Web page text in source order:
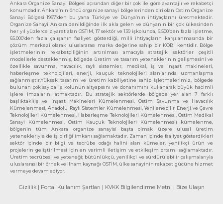
Ankara Organize Sanayi Bölgesi açısından diğer bir çok ile göre avantajlı ve rekabetçi
konumdadır. Ankara’nın öncü organize sanayi bölgelerinden biri olan Ostim Organize
Sanayi Bölgesi 1967’den bu yana Türkiye ve Dünya’nın ihtiyaçlarını üretmektedir.
Organize Sanayi Ankara denildiğinde ilk akla gelen ve dünyanın bir çok ülkesinden
her yıl yüzlerce ziyaret alan OSTİM, 17 sektör ve 139 işkolunda, 6.500’den fazla işletme,
65.000’den fazla çalışanın faaliyet gösterdiği, milli ihtiyaçların karşılanmasında bir
çözüm merkezi olarak uluslararası marka değerine sahip bir KOBİ kentidir. Bölge
işletmelerinin rekabetçiliğinin artırılması amacıyla stratejik sektörler çeşitli
modellerle desteklenmiş, bölgede üretim ve tasarım yeteneklerinin gelişmesini ve
özellikle savunma, havacılık, raylı sistemler, medikal, iş ve inşaat makineleri,
haberleşme teknolojileri, enerji, kauçuk teknolojileri alanlarında uzmanlaşma
sağlanmıştır.Yüksek tasarım ve üretim kabiliyetine sahip işletmelerimiz, bölgede
bulunan çok sayıda iş kolunun altyapısını ve donanımını kullanarak büyük hacimli
işlere imzalarını atmaktadır. Bu stratejik sektörlerde bölgede yer alan 7 farklı
başlıktaki(İş ve inşaat Makineleri Kümelenmesi, Ostim Savunma ve Havacılık
Kümelenmesi, Anadolu Raylı Sistemler Kümelenmesi, Yenilenebilir Enerji ve Çevre
Teknolojileri Kümelenmesi, Haberleşme Teknolojileri Kümelenmesi, Ostim Medikal
Sanayi Kümelenmesi, Ostim Kauçuk Teknolojileri Kümelenmesi) kümelenme,
bölgenin tüm Ankara organize sanayisi başta olmak üzere ulusal üretim
yetenekleriyle de iş birliği imkanı sağlamaktadır. Zaman içinde faaliyet gösterdikleri
sektör içinde bir bilgi ve tecrübe odağı halini alan kümeler, yenilikçi ürün ve
projelerin geliştirilmesi için en verimli iletişim ve etkileşim ortamı sağlamaktadır.
Üretim tecrübesi ve yeteneği; bütünlükçü, yenilikçi ve sürdürülebilir çalışmalarıyla
uluslararası bir örnek ve ilham kaynağı OSTİM, ülke sanayinin rekabet gücüne hizmet
vermeye devam ediyor.
Gizlilik | Portal Kullanım Şartları | KVKK Bilgilendirme Metni | Bize Ulaşın